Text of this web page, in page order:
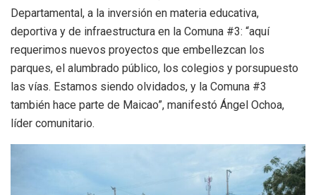
Departamental, a la inversión en materia educativa,
deportiva y de infraestructura en la Comuna #3: “aquí
requerimos nuevos proyectos que embellezcan los
parques, el alumbrado público, los colegios y porsupuesto
las vías. Estamos siendo olvidados, y la Comuna #3
también hace parte de Maicao”, manifestó Ángel Ochoa,
líder comunitario.